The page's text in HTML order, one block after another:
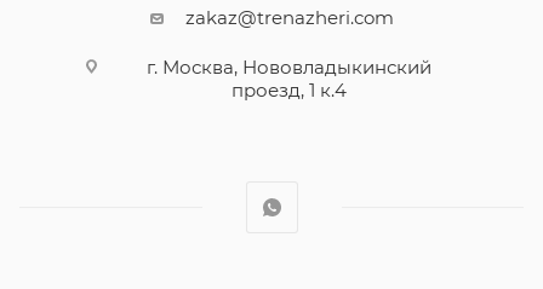
zakaz@trenazheri.com
г. Москва, Нововладыкинский
проезд, 1 к.4